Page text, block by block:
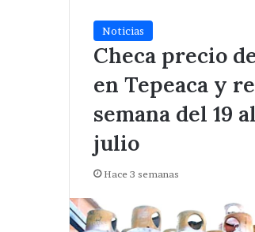
Noticias
Checa precio
en Tepeaca y
semana del 19
julio
Hace 3 semanas